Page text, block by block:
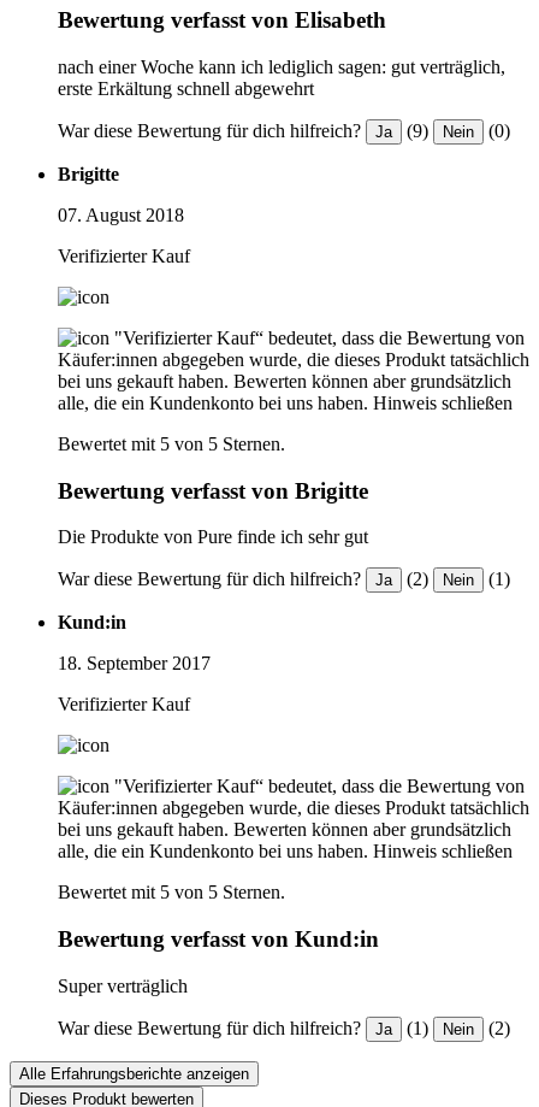
Bewertung verfasst von Elisabeth
nach einer Woche kann ich lediglich sagen: gut verträglich,
erste Erkältung schnell abgewehrt
War diese Bewertung für dich hilfreich? Ja (9) Nein (0)
Brigitte
07. August 2018
Verifizierter Kauf
"Verifizierter Kauf“ bedeutet, dass die Bewertung von
Käufer:innen abgegeben wurde, die dieses Produkt tatsächlich
bei uns gekauft haben. Bewerten können aber grundsätzlich
alle, die ein Kundenkonto bei uns haben. Hinweis schließen
Bewertet mit 5 von 5 Sternen.
Bewertung verfasst von Brigitte
Die Produkte von Pure finde ich sehr gut
War diese Bewertung für dich hilfreich? Ja (2) Nein (1)
Kund:in
18. September 2017
Verifizierter Kauf
"Verifizierter Kauf“ bedeutet, dass die Bewertung von
Käufer:innen abgegeben wurde, die dieses Produkt tatsächlich
bei uns gekauft haben. Bewerten können aber grundsätzlich
alle, die ein Kundenkonto bei uns haben. Hinweis schließen
Bewertet mit 5 von 5 Sternen.
Bewertung verfasst von Kund:in
Super verträglich
War diese Bewertung für dich hilfreich? Ja (1) Nein (2)
Alle Erfahrungsberichte anzeigen
Dieses Produkt bewerten